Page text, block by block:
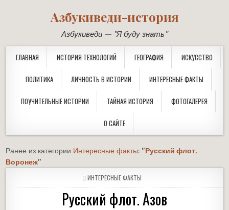
Азбукиведи-история
Азбукиведи — "Я буду знать"
ГЛАВНАЯ ИСТОРИЯ ТЕХНОЛОГИЙ ГЕОГРАФИЯ ИСКУССТВО
ПОЛИТИКА ЛИЧНОСТЬ В ИСТОРИИ ИНТЕРЕСНЫЕ ФАКТЫ
ПОУЧИТЕЛЬНЫЕ ИСТОРИИ ТАЙНАЯ ИСТОРИЯ ФОТОГАЛЕРЕЯ
О САЙТЕ
Ранее из категории Интересные факты: "Русский флот.
Воронеж"
POSTED
IN
ИНТЕРЕСНЫЕ ФАКТЫ
Русский флот. Азов